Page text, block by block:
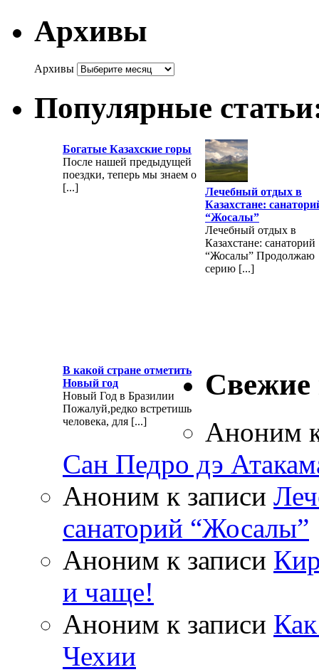
Архивы
Архивы
Популярные
Богатые Казахские горы
После нашей предыдущей
поездки, теперь мы знаем о
[...]
Лечебный отдых в
Казахстане:
“Жосалы”
Лечебный отдых в
Казахстане: санаторий
“Жосалы” Продолжаю
серию [...]
В какой стране отметить
Новый год
Новый Год в Бразилии
Пожалуй,редко встретишь
человека, для [...]
Свежие
Аноним
Сан Педро дэ
Аноним к записи
санаторий “Жосалы”
Аноним к записи
и чаще!
Аноним к записи
Чехии